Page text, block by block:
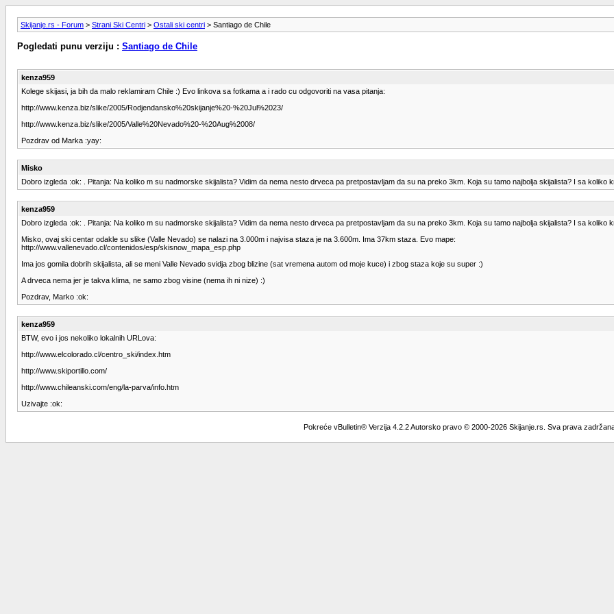
Skijanje.rs - Forum > Strani Ski Centri > Ostali ski centri > Santiago de Chile
Pogledati punu verziju : Santiago de Chile
kenza959
Kolege skijasi, ja bih da malo reklamiram Chile :) Evo linkova sa fotkama a i rado cu odgovoriti na vasa pitanja:
http://www.kenza.biz/slike/2005/Rodjendansko%20skijanje%20-%20Jul%2023/
http://www.kenza.biz/slike/2005/Valle%20Nevado%20-%20Aug%2008/
Pozdrav od Marka :yay:
Misko
Dobro izgleda :ok: . Pitanja: Na koliko m su nadmorske skijalista? Vidim da nema nesto drveca pa pretpostavljam da su na preko 3km. Koja su tamo najbolja skijalista? I sa koliko
kenza959
Dobro izgleda :ok: . Pitanja: Na koliko m su nadmorske skijalista? Vidim da nema nesto drveca pa pretpostavljam da su na preko 3km. Koja su tamo najbolja skijalista? I sa koliko
Misko, ovaj ski centar odakle su slike (Valle Nevado) se nalazi na 3.000m i najvisa staza je na 3.600m. Ima 37km staza. Evo mape:
http://www.vallenevado.cl/contenidos/esp/skisnow_mapa_esp.php
Ima jos gomila dobrih skijalista, ali se meni Valle Nevado svidja zbog blizine (sat vremena autom od moje kuce) i zbog staza koje su super :)
A drveca nema jer je takva klima, ne samo zbog visine (nema ih ni nize) :)
Pozdrav, Marko :ok:
kenza959
BTW, evo i jos nekoliko lokalnih URLova:
http://www.elcolorado.cl/centro_ski/index.htm
http://www.skiportillo.com/
http://www.chileanski.com/eng/la-parva/info.htm
Uzivajte :ok:
Pokreće vBulletin® Verzija 4.2.2 Autorsko pravo © 2000-2026 Skijanje.rs. Sva prava